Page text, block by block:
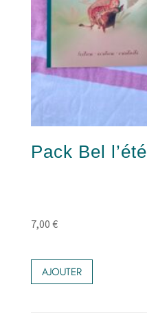
Pack Bel l’été
7,00 €
AJOUTER